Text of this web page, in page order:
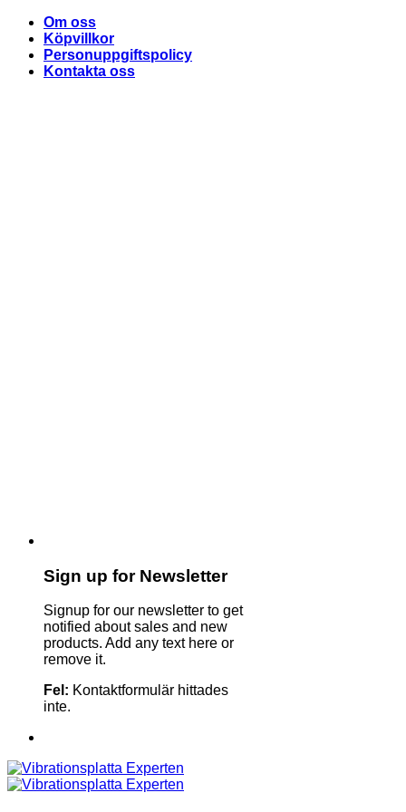
Skip
content
Om oss
Köpvillkor
Personuppgiftspolicy
Kontakta oss
Sign up for Newsletter
Signup for our newsletter to get
notified about sales and new
products. Add any text here or
remove it.
Fel: Kontaktformulär hittades
inte.